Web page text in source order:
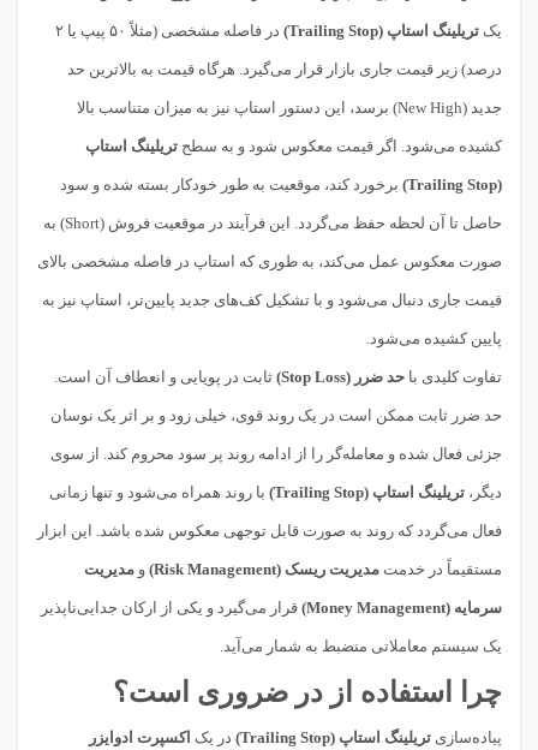
یک تریلینگ استاپ (Trailing Stop) در فاصله مشخصی (مثلاً ۵۰ پیپ یا ۲
درصد) زیر قیمت جاری بازار قرار می‌گیرد. هرگاه قیمت به بالاترین حد
جدید (New High) برسد، این دستور استاپ نیز به میزان متناسب بالا
کشیده می‌شود. اگر قیمت معکوس شود و به سطح تریلینگ استاپ
(Trailing Stop) برخورد کند، موقعیت به طور خودکار بسته شده و سود
حاصل تا آن لحظه حفظ می‌گردد. این فرآیند در موقعیت فروش (Short) به
صورت معکوس عمل می‌کند، به طوری که استاپ در فاصله مشخصی بالای
قیمت جاری دنبال می‌شود و با تشکیل کف‌های جدید پایین‌تر، استاپ نیز به
پایین کشیده می‌شود.
تفاوت کلیدی با حد ضرر (Stop Loss) ثابت در پویایی و انعطاف آن است.
حد ضرر ثابت ممکن است در یک روند قوی، خیلی زود و بر اثر یک نوسان
جزئی فعال شده و معامله‌گر را از ادامه روند پر سود محروم کند. از سوی
دیگر، تریلینگ استاپ (Trailing Stop) با روند همراه می‌شود و تنها زمانی
فعال می‌گردد که روند به صورت قابل توجهی معکوس شده باشد. این ابزار
مستقیماً در خدمت مدیریت ریسک (Risk Management) و مدیریت
سرمایه (Money Management) قرار می‌گیرد و یکی از ارکان جدایی‌ناپذیر
یک سیستم معاملاتی منضبط به شمار می‌آید.
چرا استفاده از در ضروری است؟
پیاده‌سازی تریلینگ استاپ (Trailing Stop) در یک اکسپرت ادوایزر